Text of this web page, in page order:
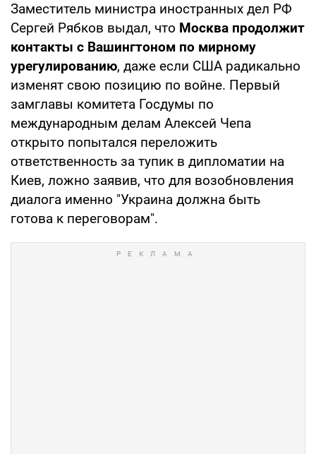
Заместитель министра иностранных дел РФ
Сергей Рябков выдал, что Москва продолжит
контакты с Вашингтоном по мирному
урегулированию, даже если США радикально
изменят свою позицию по войне. Первый
замглавы комитета Госдумы по
международным делам Алексей Чепа
открыто попытался переложить
ответственность за тупик в дипломатии на
Киев, ложно заявив, что для возобновления
диалога именно "Украина должна быть
готова к переговорам".